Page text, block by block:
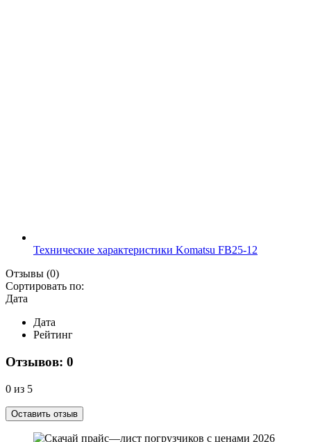
Технические характеристики Komatsu FB25-12
Отзывы (0)
Сортировать по:
Дата
Дата
Рейтинг
Отзывов: 0
0 из 5
Оставить отзыв